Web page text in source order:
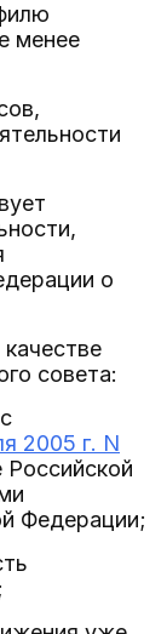
менее
о
совета:
2005 г. N
Федерации;